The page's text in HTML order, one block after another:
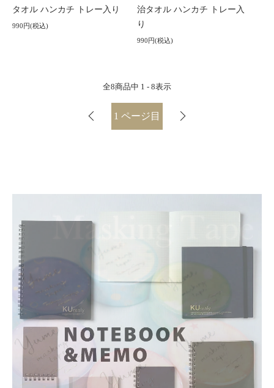
タオル ハンカチ トレー入り
990円(税込)
治タオル ハンカチ トレー入
り
990円(税込)
全8商品中 1 - 8表示
1 ページ目